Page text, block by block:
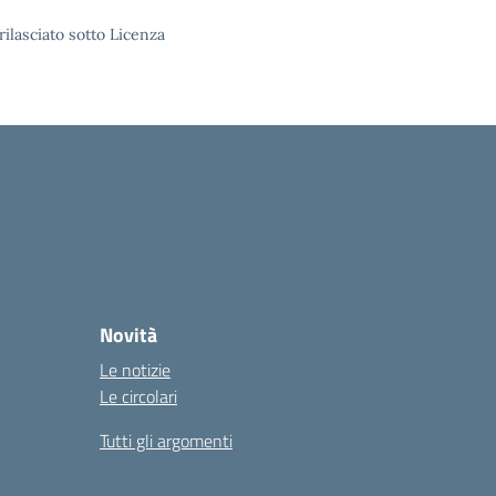
sotto Licenza
Novità
Le notizie
Le circolari
Tutti gli argomenti